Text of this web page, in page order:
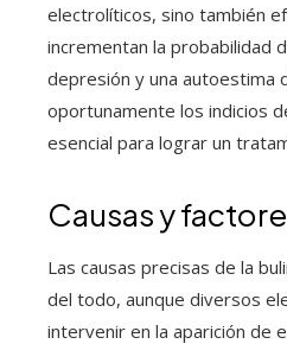
electrolíticos, sino también
incrementan la probabilidad
depresión y una autoestima
oportunamente los indicios
esencial para lograr un
Causas y
Las causas precisas de la
del todo, aunque diversos
intervenir en la aparición de